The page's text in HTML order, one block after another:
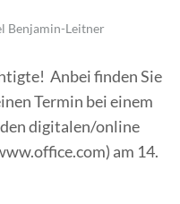
Benjamin-Leitner
Anbei finden Sie
Termin bei einem
digitalen/online
am 14.